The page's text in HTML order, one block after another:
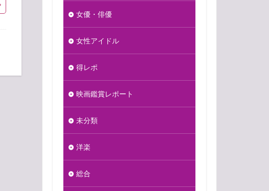
女優・俳優
女性アイドル
得レポ
映画鑑賞レポート
未分類
洋楽
総合